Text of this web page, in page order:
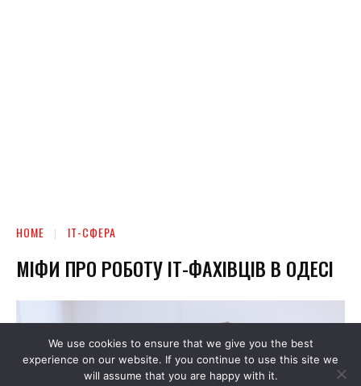
We use cookies to ensure that we give you the best
experience on our website. If you continue to use this site we
will assume that you are happy with it.